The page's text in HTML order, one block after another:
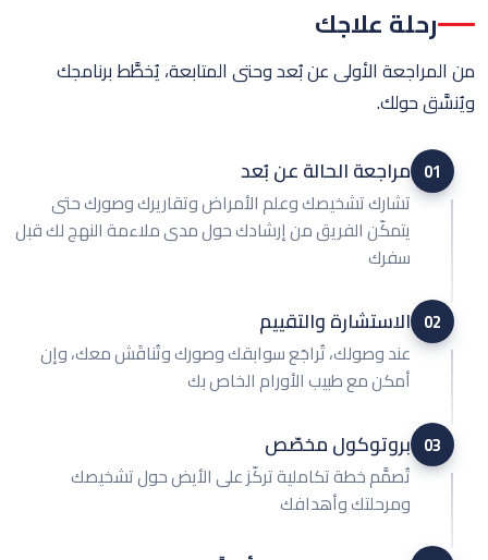
رحلة علاجك
من المراجعة الأولى عن بُعد وحتى المتابعة، يُخطَّط برنامجك
ويُنسَّق حولك.
01 مراجعة الحالة عن بُعد
تشارك تشخيصك وعلم الأمراض وتقاريرك وصورك حتى
يتمكّن الفريق من إرشادك حول مدى ملاءمة النهج لك قبل
سفرك
02 الاستشارة والتقييم
عند وصولك، تُراجَع سوابقك وصورك وتُناقَش معك، وإن
أمكن مع طبيب الأورام الخاص بك
03 بروتوكول مخصّص
تُصمَّم خطة تكاملية تركّز على الأيض حول تشخيصك
ومرحلتك وأهدافك